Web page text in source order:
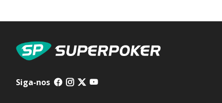
Siga-nos